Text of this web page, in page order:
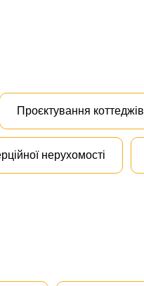
Проєктування коттеджів
нерухомості